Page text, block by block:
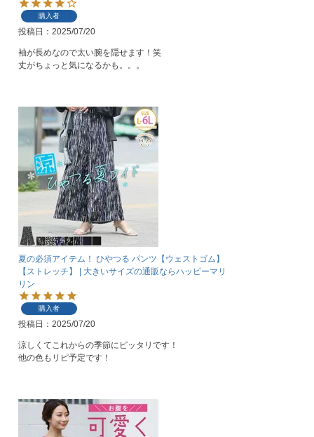
購入者
投稿日 2025/07/20
袖が長めなので太い腕を隠せます！笑
丈がちょっと気になるかも。。。
夏の必須アイテム！ ひやつる パンツ【ウェストゴム】
【ストレッチ】 | 大きいサイズの通販ならハッピーマリ
リン
購入者
投稿日 2025/07/20
涼しくてこれからの季節にピッタリです！
他の色もリピ予定です！